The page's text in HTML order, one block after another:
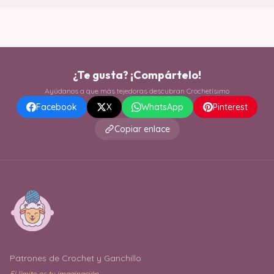
¿Te gusta? ¡Compártelo!
Ayúdanos a que más tejedoras descubran Crochetísimo
Facebook X WhatsApp
Pinterest
Copiar enlace
Patrones de Crochet y Ganchillo